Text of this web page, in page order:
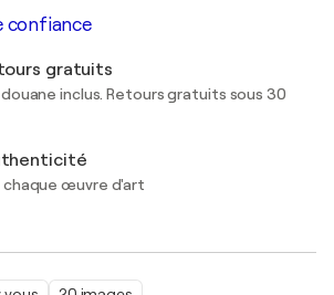
confiance
gratuits
inclus. Retours gratuits sous 30
chaque œuvre d'art